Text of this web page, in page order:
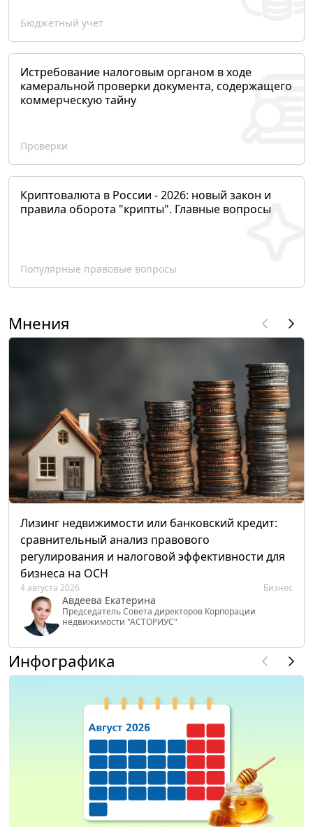
Бюджетный учет
Истребование налоговым органом в ходе
камеральной проверки документа, содержащего
коммерческую тайну
Проверки
Криптовалюта в России - 2026: новый закон и
правила оборота "крипты". Главные вопросы
Популярные правовые вопросы
Мнения
Лизинг недвижимости или банковский кредит:
сравнительный анализ правового
регулирования и налоговой эффективности для
бизнеса на ОСН
4 августа 2026 Бизнес
Авдеева Екатерина
Председатель Совета директоров Корпорации
недвижимости "АСТОРИУС"
Инфографика